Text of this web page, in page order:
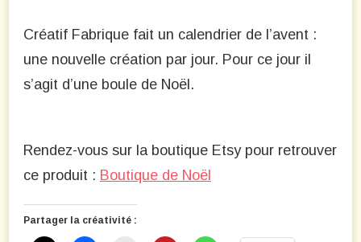
Créatif Fabrique fait un calendrier de l’avent :
une nouvelle création par jour. Pour ce jour il
s’agit d’une boule de Noël.
Rendez-vous sur la boutique Etsy pour retrouver
ce produit : Boutique de Noël
Partager la créativité :